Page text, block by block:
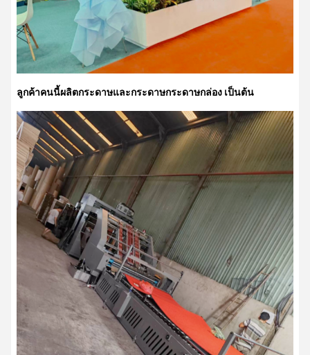
ลูกค้าคนนี้ผลิตกระดาษและกระดาษกระดาษกล่อง เป็นต้น